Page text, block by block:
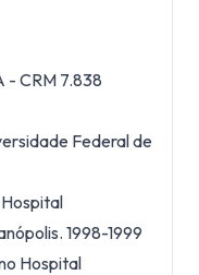
- CRM 7.838
Federal de
1998-1999
Hospital